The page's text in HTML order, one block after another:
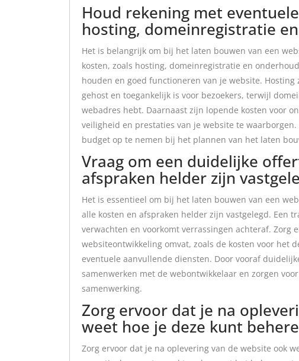
Houd rekening met
hosting, domeinregistratie
Het is belangrijk om bij het laten bouwen van een
kosten, zoals hosting, domeinregistratie en
houden en goed functioneren van je website.
gehost en toegankelijk is voor bezoekers, terwijl
webadres hebt. Daarnaast zijn lopende kosten voor
veiligheid en prestaties van je website te
budget op te nemen bij het plannen van het laten
Vraag om een duidelijke
afspraken helder zijn
Het is essentieel om bij het laten bouwen van een
alle kosten en afspraken helder zijn vastgelegd. Een
verwachten en voorkomt verrassingen achteraf. Zorg
websiteontwikkeling omvat, zoals de kosten voor het
eventuele aanvullende diensten. Door vooraf
samenwerken met de webontwikkelaar en zorgen
samenwerking.
Zorg ervoor dat je na
weet hoe je deze kunt
Zorg ervoor dat je na oplevering van de website ook